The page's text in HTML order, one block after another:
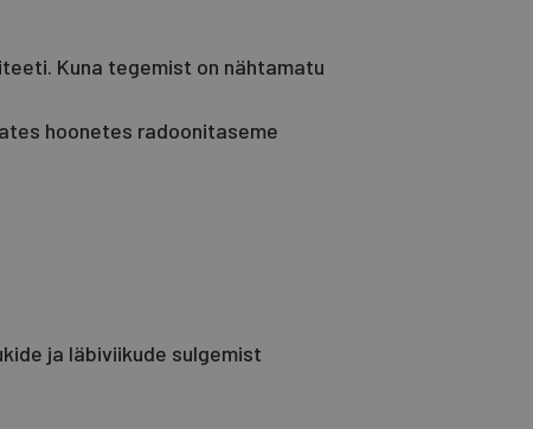
Kuna tegemist on nähtamatu
hoonetes radoonitaseme
ja läbiviikude sulgemist